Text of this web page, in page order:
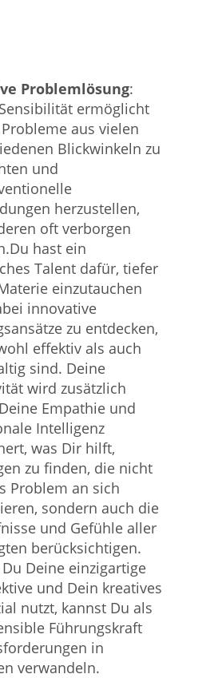
Problemlösung:
ermöglicht
aus vielen
Blickwinkeln zu
und
herzustellen,
oft verborgen
hast ein
Talent dafür, tiefer
einzutauchen
innovative
zu entdecken,
effektiv als auch
sind. Deine
wird zusätzlich
Empathie und
Intelligenz
was Dir hilft,
zu finden, die nicht
Problem an sich
sondern auch die
und Gefühle aller
berücksichtigen.
Deine einzigartige
und Dein kreatives
nutzt, kannst Du als
Führungskraft
in
verwandeln.